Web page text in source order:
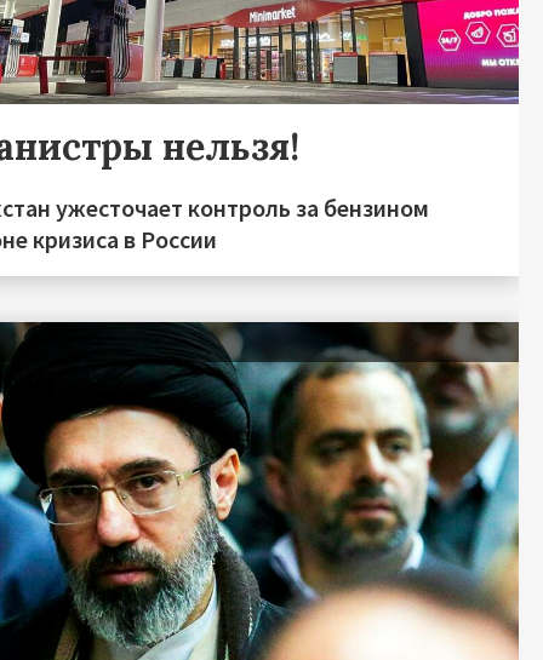
нельзя!
ужесточает контроль за бензином
кризиса в России